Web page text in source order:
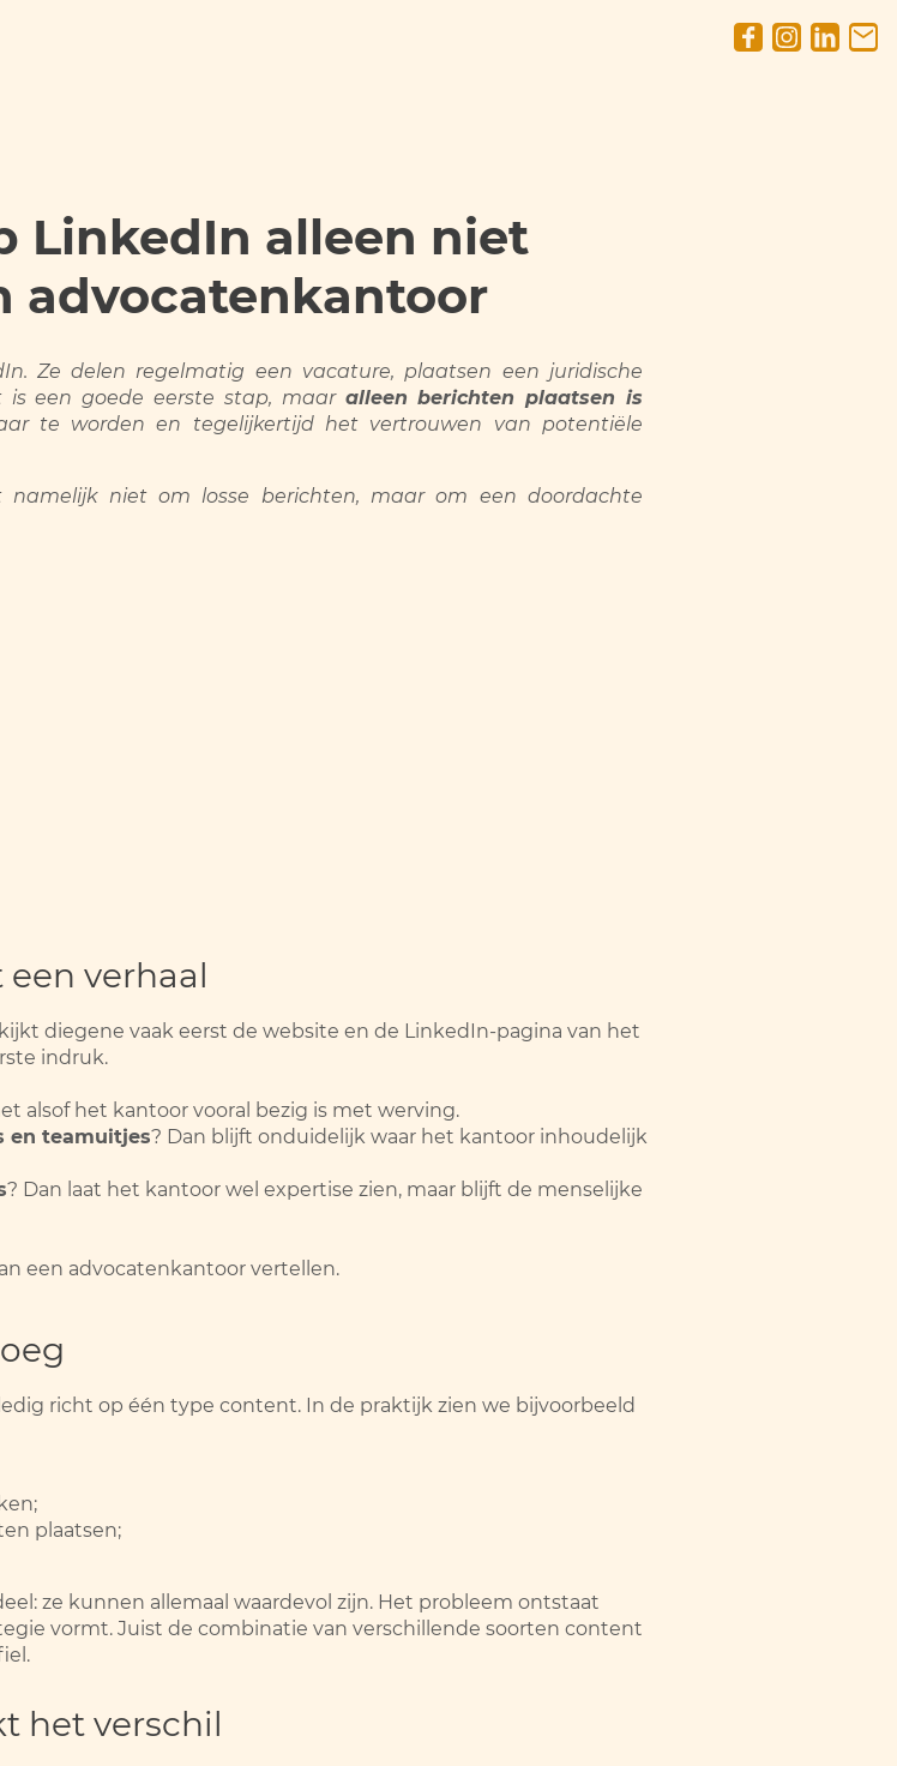
LinkedIn alleen niet
advocatenkantoor
Ze delen regelmatig een vacature, plaatsen een juridische
een goede eerste stap, maar alleen berichten plaatsen is
te worden en tegelijkertijd het vertrouwen van potentiële
namelijk niet om losse berichten, maar om een doordachte
verhaal
diegene vaak eerst de website en de LinkedIn-pagina van het
indruk.
alsof het kantoor vooral bezig is met werving.
en teamuitjes? Dan blijft onduidelijk waar het kantoor inhoudelijk
? Dan laat het kantoor wel expertise zien, maar blijft de menselijke
een advocatenkantoor vertellen.
richt op één type content. In de praktijk zien we bijvoorbeeld
plaatsen;
ze kunnen allemaal waardevol zijn. Het probleem ontstaat
vormt. Juist de combinatie van verschillende soorten content
het verschil